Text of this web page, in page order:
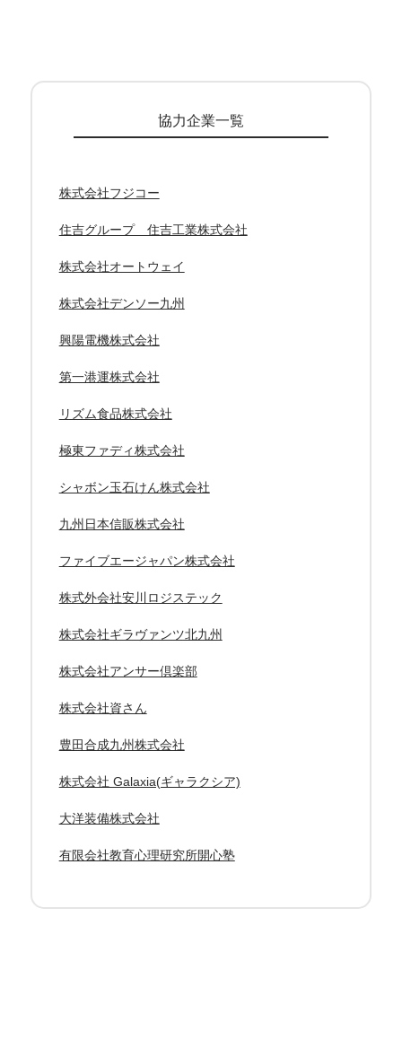
協力企業一覧
株式会社フジコー
住吉グループ 住吉工業株式会社
株式会社オートウェイ
株式会社デンソー九州
興陽電機株式会社
第一港運株式会社
リズム食品株式会社
極東ファディ株式会社
シャボン玉石けん株式会社
九州日本信販株式会社
ファイブエージャパン株式会社
株式外会社安川ロジステック
株式会社ギラヴァンツ北九州
株式会社アンサー倶楽部
株式会社資さん
豊田合成九州株式会社
株式会社 Galaxia(ギャラクシア)
大洋装備株式会社
有限会社教育心理研究所開心塾